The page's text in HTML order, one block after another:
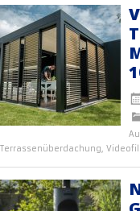
Terrassenüberdachung,